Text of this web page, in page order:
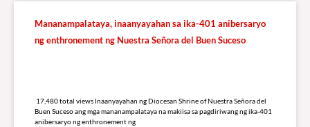
Mananampalataya, inaanyayahan sa ika-401 anibersaryo
ng enthronement ng Nuestra Señora del Buen Suceso
17,480 total views Inaanyayahan ng Diocesan Shrine of Nuestra Señora del
Buen Suceso ang mga mananampalataya na makiisa sa pagdiriwang ng ika-401
anibersaryo ng enthronement ng